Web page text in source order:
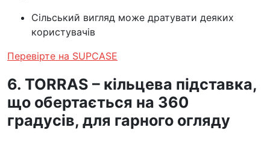
Сільський вигляд може дратувати деяких
користувачів
Перевірте на SUPCASE
6. TORRAS – кільцева підставка,
що обертається на 360
градусів, для гарного огляду